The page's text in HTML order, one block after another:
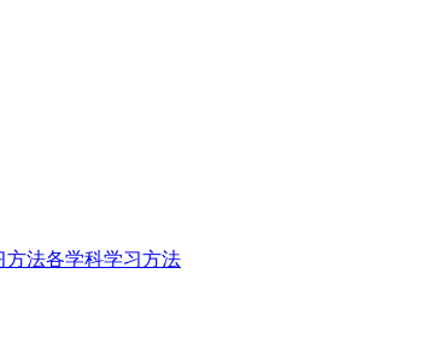
方法各学科学习方法